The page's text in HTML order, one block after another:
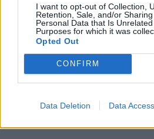
I want to opt-out of Collection,
Retention, Sale, and/or
Personal Data that Is
Purposes for which it was
Opted Out
CONFIRM
Data Deletion Data Access